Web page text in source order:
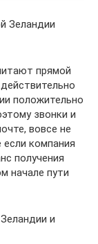
Зеландии
прямой
положительно
звонки и
вовсе не
компания
получения
начале пути
и